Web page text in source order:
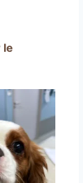
le